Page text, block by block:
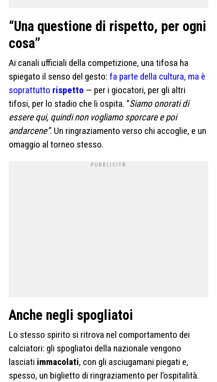
“Una questione di rispetto, per ogni
cosa”
Ai canali ufficiali della competizione, una tifosa ha
spiegato il senso del gesto: fa parte della cultura, ma è
soprattutto rispetto — per i giocatori, per gli altri
tifosi, per lo stadio che li ospita. “Siamo onorati di
essere qui, quindi non vogliamo sporcare e poi
andarcene”. Un ringraziamento verso chi accoglie, e un
omaggio al torneo stesso.
Anche negli spogliatoi
Lo stesso spirito si ritrova nel comportamento dei
calciatori: gli spogliatoi della nazionale vengono
lasciati immacolati, con gli asciugamani piegati e,
spesso, un biglietto di ringraziamento per l’ospitalità.